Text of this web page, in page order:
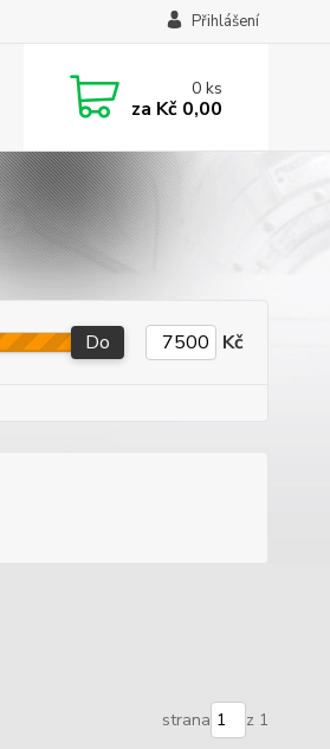
Přihlášení
0ks
za Kč 0,00
Do Kč
strana z 1